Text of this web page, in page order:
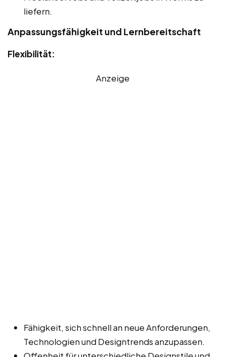
liefern.
Anpassungsfähigkeit und Lernbereitschaft
Flexibilität:
Anzeige
Fähigkeit, sich schnell an neue Anforderungen,
Technologien und Designtrends anzupassen.